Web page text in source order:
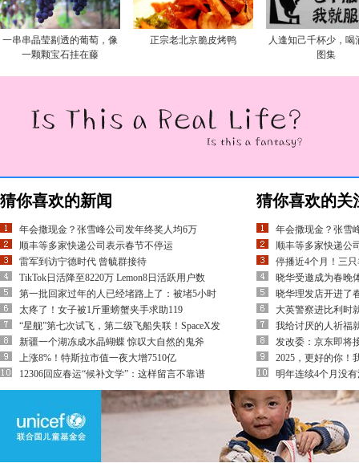
一串串晶莹剔透的葡萄，像
一颗颗宝石挂在藤
正宗老北京脆皮烤鸭
人逢知己千杯少，喝
图集
猜你喜欢的新闻
年会撒现金？张雪峰公司发年终奖人均6万
顺丰等多家快递公司表示春节不停运
雷军到访宁德时代 曾毓群接待
TikTok日活降至8220万 Lemon8日活跃用户数
第一批回家过年的人已经堵路上了：被堵5小时
太疼了！女子被1斤重螃蟹夹手求助119
“星舰”第七次试飞，第二级飞船失联！SpaceX发
新疆一个湖冻成水晶蝴蝶 惊叹大自然的鬼斧
上涨8%！特斯拉市值一夜大增7510亿
12306回应春运“候补文学”：这样留言不靠谱
猜你喜欢的关
年会撒现金？张雪
顺丰等多家快递公
停播近4个月！三
晓华受邀成为春晚
晓华理发店开进了
大英警察进比利时
我给讨厌的人祈福
发改委：京东即将
2025，更好的你！
明年连续4个月没